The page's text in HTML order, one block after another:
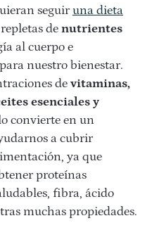
seguiruna dieta
de nutrientes
al cuerpo e
nuestro bienestar.
de vitaminas,
esenciales y
convierte en un
a cubrir
ya que
proteínas
fibra, ácido
muchas propiedades.